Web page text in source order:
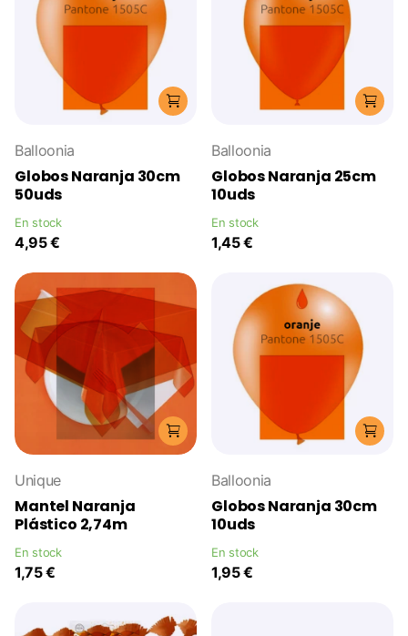
Balloonia
Globos Naranja 30cm
50uds
En stock
4,95 €
Balloonia
Globos Naranja 25cm
10uds
En stock
1,45 €
Unique
Mantel Naranja
Plástico 2,74m
En stock
1,75 €
Balloonia
Globos Naranja 30cm
10uds
En stock
1,95 €